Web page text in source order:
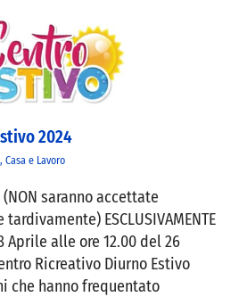
2024
Casa e Lavoro
saranno accettate
ESCLUSIVAMENTE
Aprile alle ore 12.00 del 26
Ricreativo Diurno Estivo
che hanno frequentato